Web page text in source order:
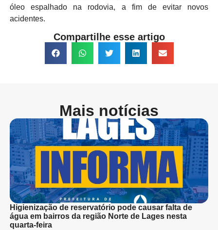
óleo espalhado na rodovia, a fim de evitar novos
acidentes.
Compartilhe esse artigo
Mais notícias
Higienização de reservatório pode causar falta de
água em bairros da região Norte de Lages nesta
quarta-feira